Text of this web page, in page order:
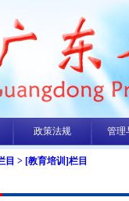
政策法规 管理
目 > [教育培训]栏目